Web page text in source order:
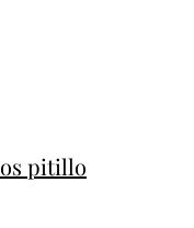
pitillo